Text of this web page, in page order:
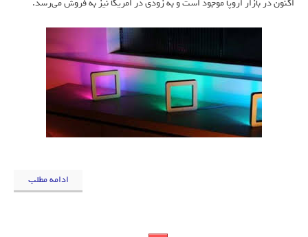
اکنون در بازار اروپا موجود است و به زودی در امریکا نیز به فروش می‌رسد.
ادامه مطلب